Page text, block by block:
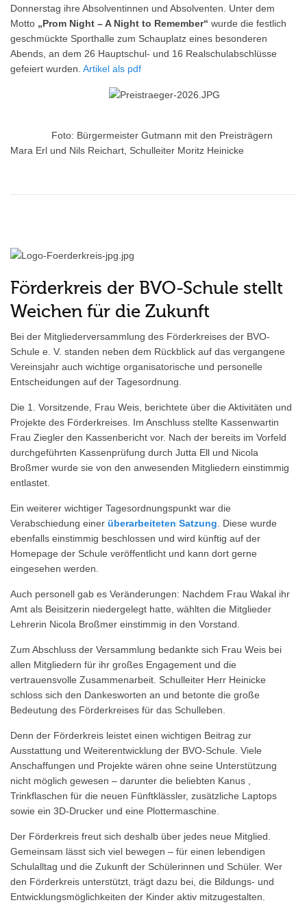
Donnerstag ihre Absolventinnen und Absolventen. Unter dem
Motto „Prom Night – A Night to Remember“ wurde die festlich
geschmückte Sporthalle zum Schauplatz eines besonderen
Abends, an dem 26 Hauptschul- und 16 Realschulabschlüsse
gefeiert wurden. Artikel als pdf
Foto: Bürgermeister Gutmann mit den Preisträgern
Mara Erl und Nils Reichart, Schulleiter Moritz Heinicke
Förderkreis der BVO-Schule stellt
Weichen für die Zukunft
Bei der Mitgliederversammlung des Förderkreises der BVO-
Schule e. V. standen neben dem Rückblick auf das vergangene
Vereinsjahr auch wichtige organisatorische und personelle
Entscheidungen auf der Tagesordnung.
Die 1. Vorsitzende, Frau Weis, berichtete über die Aktivitäten und
Projekte des Förderkreises. Im Anschluss stellte Kassenwartin
Frau Ziegler den Kassenbericht vor. Nach der bereits im Vorfeld
durchgeführten Kassenprüfung durch Jutta Ell und Nicola
Broßmer wurde sie von den anwesenden Mitgliedern einstimmig
entlastet.
Ein weiterer wichtiger Tagesordnungspunkt war die
Verabschiedung einer überarbeiteten Satzung . Diese wurde
ebenfalls einstimmig beschlossen und wird künftig auf der
Homepage der Schule veröffentlicht und kann dort gerne
eingesehen werden.
Auch personell gab es Veränderungen: Nachdem Frau Wakal ihr
Amt als Beisitzerin niedergelegt hatte, wählten die Mitglieder
Lehrerin Nicola Broßmer einstimmig in den Vorstand.
Zum Abschluss der Versammlung bedankte sich Frau Weis bei
allen Mitgliedern für ihr großes Engagement und die
vertrauensvolle Zusammenarbeit. Schulleiter Herr Heinicke
schloss sich den Dankesworten an und betonte die große
Bedeutung des Förderkreises für das Schulleben.
Denn der Förderkreis leistet einen wichtigen Beitrag zur
Ausstattung und Weiterentwicklung der BVO-Schule. Viele
Anschaffungen und Projekte wären ohne seine Unterstützung
nicht möglich gewesen – darunter die beliebten Kanus ,
Trinkflaschen für die neuen Fünftklässler, zusätzliche Laptops
sowie ein 3D-Drucker und eine Plottermaschine.
Der Förderkreis freut sich deshalb über jedes neue Mitglied.
Gemeinsam lässt sich viel bewegen – für einen lebendigen
Schulalltag und die Zukunft der Schülerinnen und Schüler. Wer
den Förderkreis unterstützt, trägt dazu bei, die Bildungs- und
Entwicklungsmöglichkeiten der Kinder aktiv mitzugestalten.